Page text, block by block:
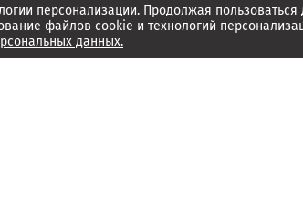
персонализации. Продолжая
файлов cookie и технологий
данных.